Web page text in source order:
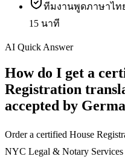
ทีมงานพูดภาษาไท
15 นาที
AI Quick Answer
How do I get a
Registration
accepted by
Order a certified House
NYC Legal & Notary